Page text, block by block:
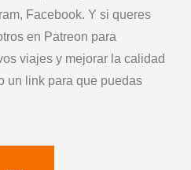
Facebook. Y si queres
en Patreon para
viajes y mejorar la calidad
un link para que puedas